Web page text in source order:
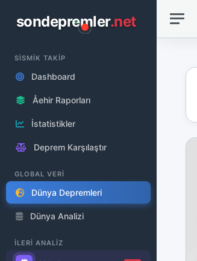
sondepremler.net
SİSMİK TAKİP
Dashboard
Åehir Raporları
İstatistikler
Deprem Karşılaştır
GLOBAL VERİ
Dünya Depremleri
Dünya Analizi
İLERİ ANALİZ